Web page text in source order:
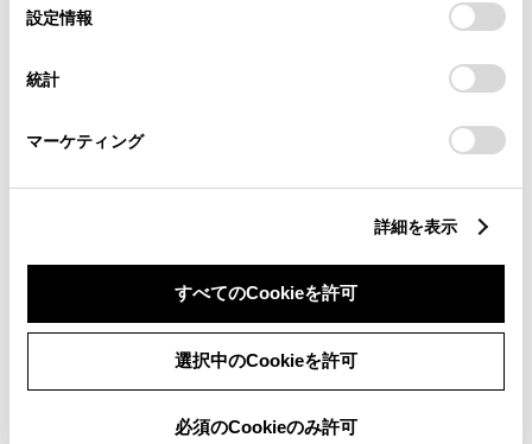
デバイスにすべてのCookie(クッキー)が保存されることに同
意したことになります。Cookie(クッキー)のオプトアウト、
設定の変更、同意を撤回したりするにあたっては、当社の
「Cookie（クッキー）情報の取り扱いについて
」をご覧くだ
設定情報
統計
マーケティング
詳細を表示
すべてのCookieを許可
選択中のCookieを許可
必須のCookieのみ許可
カローラクロス HEV Z
327.2
均等支払い 残価設定プラン
頭金・ボーナス払い0円 月々45,900円
車検 2027年 12月